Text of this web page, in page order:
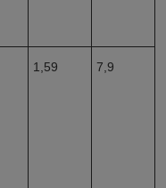
1,59 7,9